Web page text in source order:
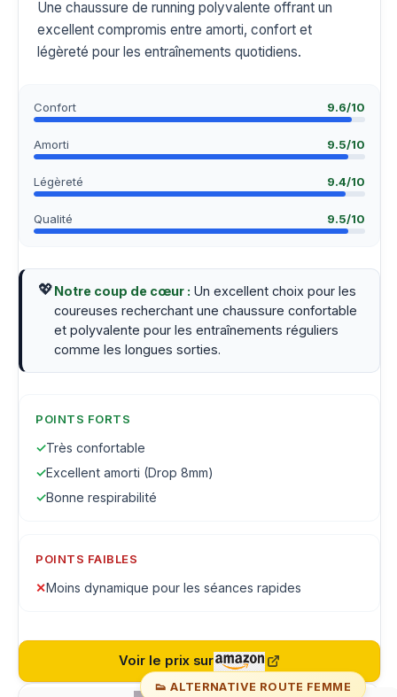
Une chaussure de running polyvalente offrant un
excellent compromis entre amorti, confort et
légèreté pour les entraînements quotidiens.
Confort 9.6/10
Amorti 9.5/10
Légèreté 9.4/10
Qualité 9.5/10
💖Notre coup de cœur : Un excellent choix pour les
coureuses recherchant une chaussure confortable
et polyvalente pour les entraînements réguliers
comme les longues sorties.
POINTS FORTS
✓Très confortable
✓Excellent amorti (Drop 8mm)
✓Bonne respirabilité
POINTS FAIBLES
✕Moins dynamique pour les séances rapides
Voir le prix sur
👟 ALTERNATIVE ROUTE FEMME